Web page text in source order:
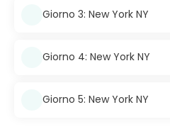
Giorno 3: New York NY
Giorno 4: New York NY
Giorno 5: New York NY